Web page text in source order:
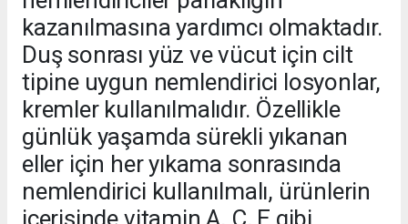
kazanılmasına yardımcı olmaktadır.
Duş sonrası yüz ve vücut için cilt
tipine uygun nemlendirici losyonlar,
kremler kullanılmalıdır. Özellikle
günlük yaşamda sürekli yıkanan
eller için her yıkama sonrasında
nemlendirici kullanılmalı, ürünlerin